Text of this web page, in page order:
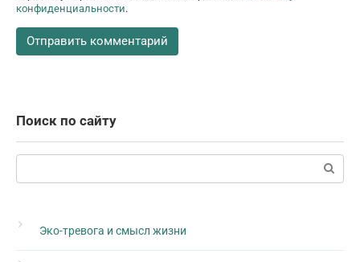
конфиденциальности.
Поиск по сайту
Поиск:
Эко-тревога и смысл жизни